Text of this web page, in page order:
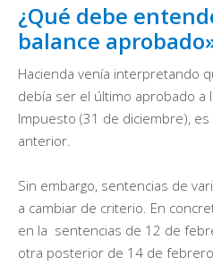
¿Qué debe
balance
Hacienda venía interpretando
debía ser el último aprobado a
Impuesto (31 de diciembre),
anterior.
Sin embargo, sentencias de
a cambiar de criterio. En
en la sentencias de 12 de
otra posterior de 14 de